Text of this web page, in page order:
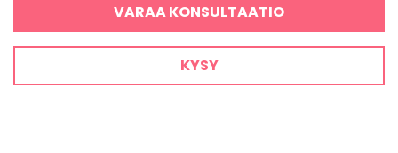
VARAA KONSULTAATIO
KYSY